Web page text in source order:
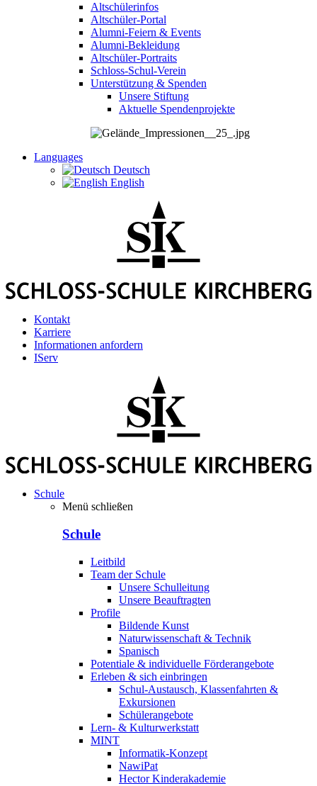
Altschülerinfos
Altschüler-Portal
Alumni-Feiern & Events
Alumni-Bekleidung
Altschüler-Portraits
Schloss-Schul-Verein
Unterstützung & Spenden
Unsere Stiftung
Aktuelle Spendenprojekte
Languages
Deutsch
English
Kontakt
Karriere
Informationen anfordern
IServ
Schule
Menü schließen
Schule
Leitbild
Team der Schule
Unsere Schulleitung
Unsere Beauftragten
Profile
Bildende Kunst
Naturwissenschaft & Technik
Spanisch
Potentiale & individuelle Förderangebote
Erleben & sich einbringen
Schul-Austausch, Klassenfahrten &
Exkursionen
Schülerangebote
Lern- & Kulturwerkstatt
MINT
Informatik-Konzept
NawiPat
Hector Kinderakademie